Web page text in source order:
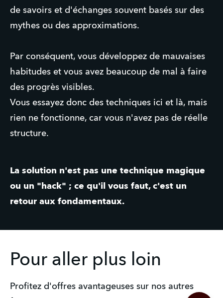
de savoirs et d'échanges souvent basés sur des
mythes ou des approximations.
Par conséquent, vous développez de mauvaises
habitudes et vous avez beaucoup de mal à faire
des progrès visibles.
Vous essayez donc des techniques ici et là, mais
rien ne fonctionne, car vous n'avez pas de réelle
structure.
La solution n'est pas une technique magique
ou un "hack" ; ce qu'il vous faut, c'est un
retour aux fondamentaux.
Pour aller plus loin
Profitez d'offres avantageuses sur nos autres